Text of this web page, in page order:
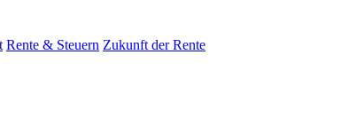
Rente & Steuern Zukunft der Rente